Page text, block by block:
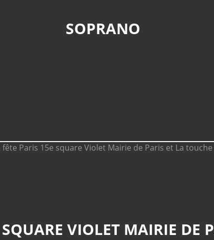
SOPRANO